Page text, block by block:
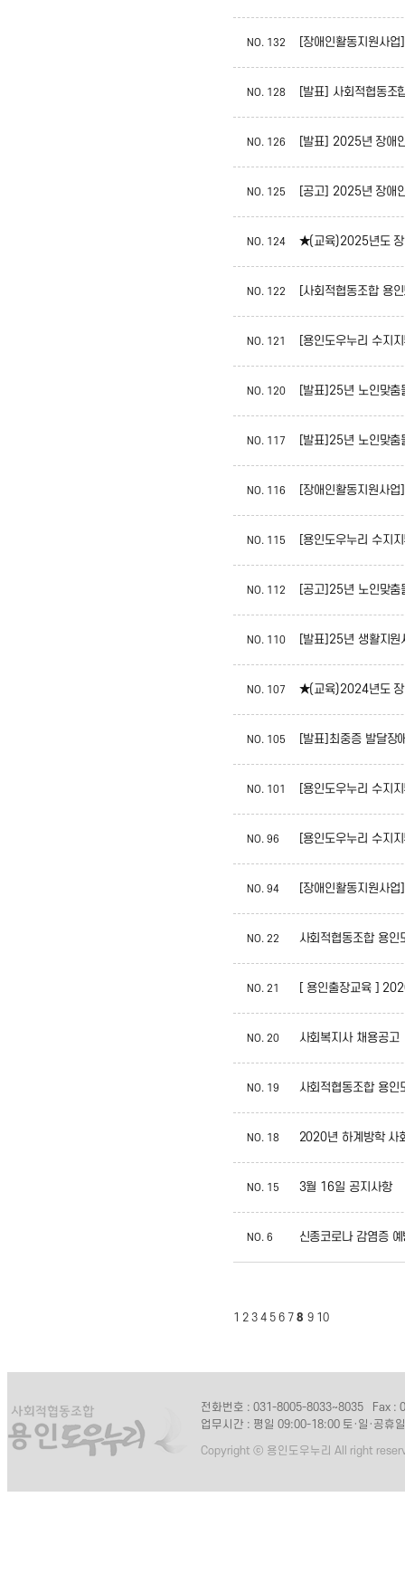
NO. 132 [장애인활동지원사
NO. 128 [발표] 사회적협동조
NO. 126 [발표] 2025년 장애
NO. 125 [공고] 2025년 장애
NO. 124 ★(교육)2025년도 장
NO. 122 [사회적협동조합 용
NO. 121
NO. 120 [발표]25년 노인맞춤
NO. 117 [발표]25년 노인맞
NO. 116 [장애인활동지원사
NO. 115 [용인도우누리 수지
NO. 112 [공고]25년 노인맞
NO. 110 [발표]25년 생활지
NO. 107 ★(교육)2024년도 장
NO. 105 [발표]최중증 발달장
NO. 101 [용인도우누리 수지
NO. 96 [용인도우누리 수지
NO. 94 [장애인활동지원사
NO. 22 사회적협동조합 용인
NO. 21 [ 용인출장교육 ]
NO. 20 사회복지사 채용공고
NO. 19 사회적협동조합 용인
NO. 18 2020년 하계방학 사
NO. 15 3월 16일 공지사항
NO. 6 신종코로나 감염증
1 2 3 4 5 6 7 8 9 10
전화번호 : 031-8005-8033~8035
Fax :
업무시간 : 평일 09:00-18:00 토·일·공휴
Copyright ⓒ 용인도우누리 All right